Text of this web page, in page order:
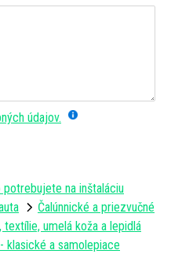
údajov.
na inštaláciu
Čalúnnické a priezvučné
umelá koža a lepidlá
klasické a samolepiace